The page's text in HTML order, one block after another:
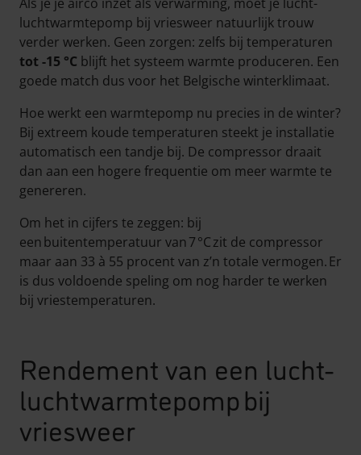
luchtwarmtepomp bij vriesweer natuurlijk trouw
verder werken. Geen zorgen: zelfs bij temperaturen
tot -15 °C blijft het systeem warmte produceren. Een
goede match dus voor het Belgische winterklimaat.
Hoe werkt een warmtepomp nu precies in de winter?
Bij extreem koude temperaturen steekt je installatie
automatisch een tandje bij. De compressor draait
dan aan een hogere frequentie om meer warmte te
genereren.
Om het in cijfers te zeggen: bij
een buitentemperatuur van 7 °C zit de compressor
maar aan 33 à 55 procent van z’n totale vermogen. Er
is dus voldoende speling om nog harder te werken
bij vriestemperaturen.
Rendement van een lucht-
luchtwarmtepomp bij
vriesweer